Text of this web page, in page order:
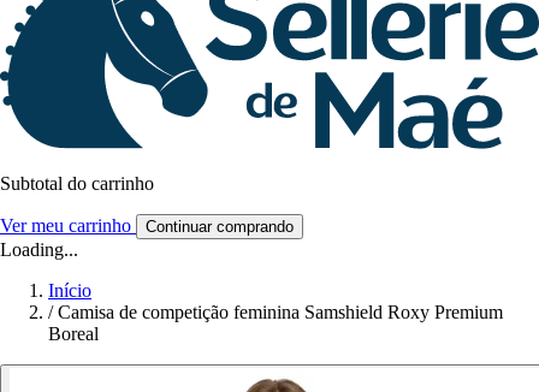
Subtotal do carrinho
Ver meu carrinho Continuar comprando
Loading...
Início
/ Camisa de competição feminina Samshield Roxy Premium
Boreal